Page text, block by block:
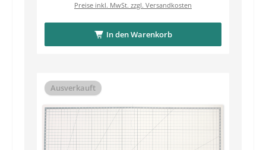
Preise inkl. MwSt. zzgl. Versandkosten
In den Warenkorb
Ausverkauft